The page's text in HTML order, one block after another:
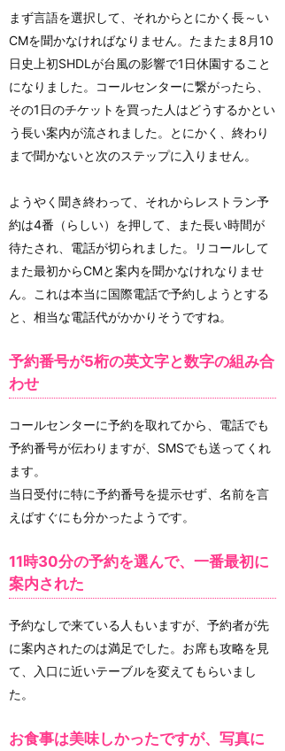
まず言語を選択して、それからとにかく長～い
CMを聞かなければなりません。たまたま8月10
日史上初SHDLが台風の影響で1日休園すること
になりました。コールセンターに繋がったら、
その1日のチケットを買った人はどうするかとい
う長い案内が流されました。とにかく、終わり
まで聞かないと次のステップに入りません。
ようやく聞き終わって、それからレストラン予
約は4番（らしい）を押して、また長い時間が
待たされ、電話が切られました。リコールして
また最初からCMと案内を聞かなけれなりませ
ん。これは本当に国際電話で予約しようとする
と、相当な電話代がかかりそうですね。
予約番号が5桁の英文字と数字の組み合
わせ
コールセンターに予約を取れてから、電話でも
予約番号が伝わりますが、SMSでも送ってくれ
ます。
当日受付に特に予約番号を提示せず、名前を言
えばすぐにも分かったようです。
11時30分の予約を選んで、一番最初に
案内された
予約なしで来ている人もいますが、予約者が先
に案内されたのは満足でした。お席も攻略を見
て、入口に近いテーブルを変えてもらいまし
た。
お食事は美味しかったですが、写真に